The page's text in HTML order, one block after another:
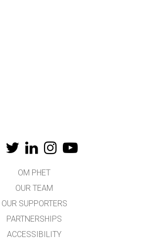
OM PHET
OUR TEAM
OUR SUPPORTERS
PARTNERSHIPS
ACCESSIBILITY